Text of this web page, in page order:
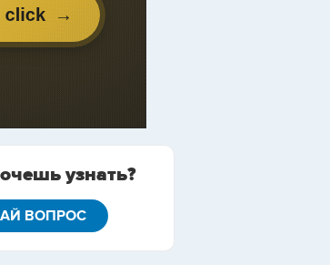
узнать?
ВОПРОС